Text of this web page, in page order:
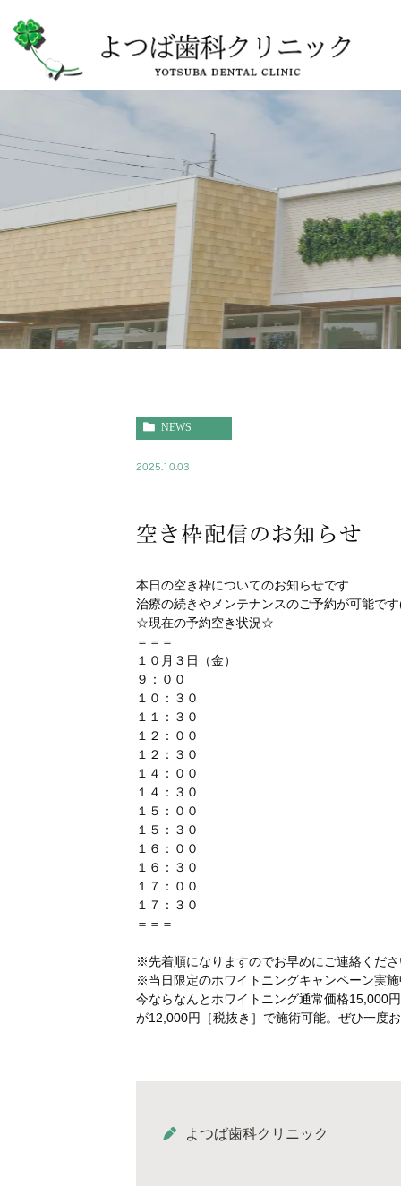
NEWS
2025.10.03
空き枠配信のお知らせ
本日の空き枠についてのお知らせです
治療の続きやメンテナンスのご予約が可能で
☆現在の予約空き状況☆
＝＝＝
１０月３日（金）
９：００
１０：３０
１１：３０
１２：００
１２：３０
１４：００
１４：３０
１５：００
１５：３０
１６：００
１６：３０
１７：００
１７：３０
＝＝＝
※先着順になりますのでお早めにご連絡くだ
※当日限定のホワイトニングキャンペーン実
今ならなんとホワイトニング通常価格15,000
が12,000円［税抜き］で施術可能。ぜひ一度
よつば歯科クリニック